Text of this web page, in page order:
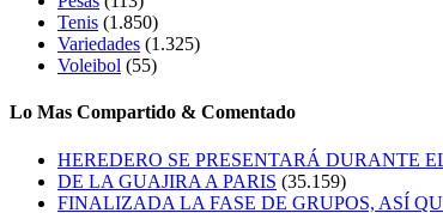
Tenis (1.850)
Variedades (1.325)
Voleibol (55)
Lo Mas Compartido & Comentado
HEREDERO SE PRESENTARÁ DURANTE
DE LA GUAJIRA A PARIS (35.159)
FINALIZADA LA FASE DE GRUPOS, ASÍ